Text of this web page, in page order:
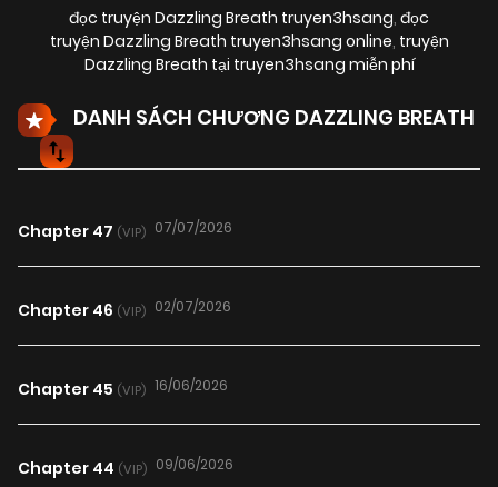
đọc truyện Dazzling Breath truyen3hsang, đọc
truyện Dazzling Breath truyen3hsang online, truyện
Dazzling Breath tại truyen3hsang miễn phí
DANH SÁCH CHƯƠNG DAZZLING BREATH
Chapter 47 (VIP) 07/07/2026
Chapter 46 (VIP) 02/07/2026
Chapter 45 (VIP) 16/06/2026
Chapter 44 (VIP) 09/06/2026